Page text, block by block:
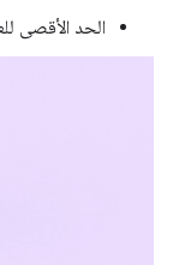
الحد الأقصى للعمق: 5 أمتار من